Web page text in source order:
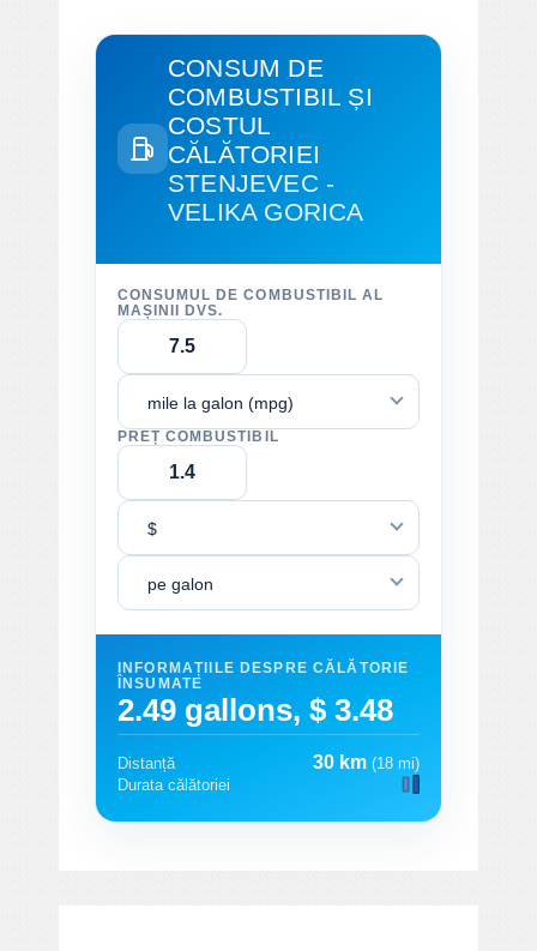
CONSUM DE
COMBUSTIBIL ȘI
COSTUL
CĂLĂTORIEI
STENJEVEC -
VELIKA GORICA
CONSUMUL DE COMBUSTIBIL AL
MAȘINII DVS.
mile la galon (mpg)
PREȚ COMBUSTIBIL
$
pe galon
INFORMAȚIILE DESPRE CĂLĂTORIE
ÎNSUMATE
2.49 gallons, $ 3.48
Distanță 30 km (18 mi)
Durata călătoriei